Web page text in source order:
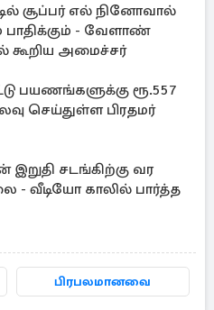
சூப்பர் எல் நினோவால்
பாதிக்கும் - வேளாண்
கூறிய அமைச்சர்
பயணங்களுக்கு ரூ.557
செய்துள்ள பிரதமர்
சடங்கிற்கு வர
- வீடியோ காலில் பார்த்த
பிரபலமானவை